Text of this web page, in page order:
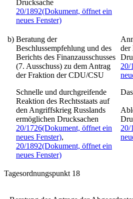
Drucksache
20/1892(Dokument, öffnet ein
neues Fenster)
b) Beratung der
Beschlussempfehlung und des
Berichts des Finanzausschusses
(7. Ausschuss) zu dem Antrag
der Fraktion der CDU/CSU
Schnelle und durchgreifende
Reaktion des Rechtsstaats auf
den Angriffskrieg Russlands
ermöglichen Drucksachen
20/1726(Dokument, öffnet ein
neues Fenster),
20/1892(Dokument, öffnet ein
neues Fenster)
der
20/
20/
Tagesordnungspunkt 18